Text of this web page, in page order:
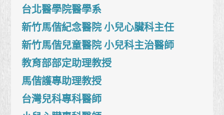
台北醫學院醫學系
新竹馬偕紀念醫院 小兒心臟科主任
新竹馬偕兒童醫院 小兒科主治醫師
教育部部定助理教授
馬偕護專助理教授
台灣兒科專科醫師